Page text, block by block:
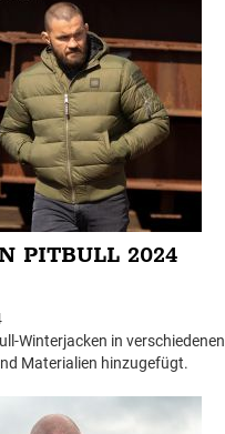
auf Lager.
PITBULL 2024
Winterjacken in verschiedenen
Materialien hinzugefügt.